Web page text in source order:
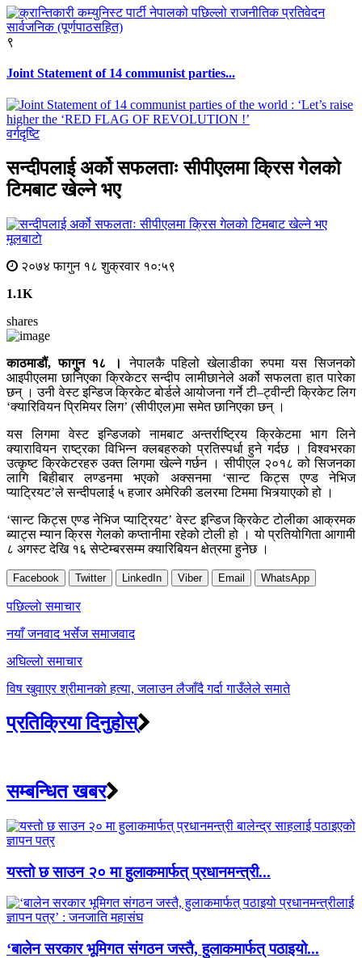
९
Joint Statement of 14 communist parties...
वर्गदृष्टि
सन्दीपलाई अर्को सफलताः सीपीएलमा क्रिस गेलको
टिमबाट खेल्ने भए
मूलबाटाे
२०७४ फागुन १८ शुक्रवार १०:५९
1.1K
shares
काठमाडौं, फागुन १८ ।
नेपालकै पहिलो खेलाडीका रुपमा यस सिजनको
आइपीएलमा छानिएका क्रिकेटर सन्दीप लामीछानेले अर्को सफलता हात पारेका
छन् । उनी वेस्ट इन्डिज क्रिकेट बोर्डले आयोजना गर्ने टी–ट्वीन्टी क्रिकेट लिग
‘क्यारिवियन प्रिमियर लिग’ (सीपीएल)मा समेत छानिएका छन् ।
यस लिगमा वेस्ट इन्डिजको नामबाट अन्तर्राष्ट्रिय क्रिकेटमा भाग लिने
क्यारावियन राष्ट्रका विभिन्न क्लबहरुको प्रतिस्पर्धा हुने गर्दछ । विश्वभरका
उत्कृष्ट क्रिकेटरहरु उक्त लिगमा खेल्ने गर्छन । सीपीएल २०१८ को सिजनका
लागि बिहीबार लण्डनमा भएको अक्सनमा ‘सान्ट किट्स एण्ड नेभिज
प्याट्रियट’ले सन्दीपलाई ५ हजार अमेरिकी डलरमा टिममा भित्र्याएको हो ।
‘सान्ट किट्स एण्ड नेभिज प्याट्रियट’ वेस्ट इन्डिज क्रिकेट टोलीका आक्रमक
ब्याट्स म्यान क्रिस गेलको कप्तानीमा रहेको टोली हो । यो प्रतियोगिता आगामी
८ अगस्ट देखि १६ सेप्टेम्बरसम्म क्यारिबियन क्षेत्रमा हुनेछ ।
Facebook Twitter LinkedIn Viber Email WhatsApp
Post
navigation
पछिल्लाे समाचार
नयाँ जनवाद भर्सेज समाजवाद
अघिल्लाे समाचार
विष खुवाएर श्रीमानको हत्या, जलाउन लैजाँदै गर्दा गाउँलेले समाते
प्रतिक्रिया दिनुहोस्
सम्बन्धित खबर
यस्तो छ साउन २० मा हुलाकमार्फत् प्रधानमन्त्री...
‘बालेन सरकार भूमिगत संगठन जस्तै, हुलाकमार्फत् पठाइयो...